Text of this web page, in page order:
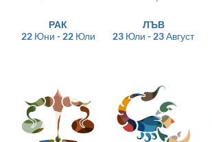
РАК
22 Юни - 22 Юли
ЛЪВ
23 Юли - 23 Август